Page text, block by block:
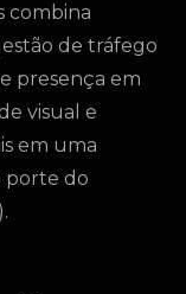
combina
de tráfego
presença em
visual e
em uma
porte do